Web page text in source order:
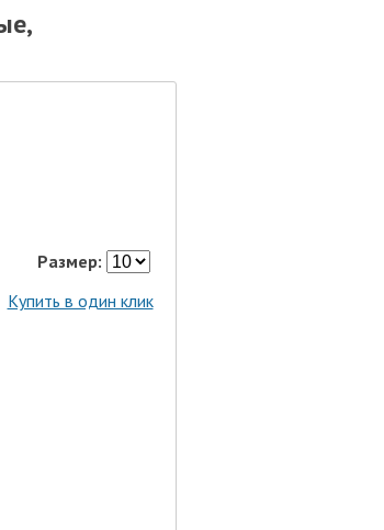
Размер:
Купить в один клик